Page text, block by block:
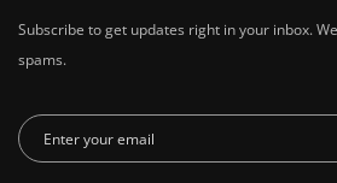
Subscribe to get updates right in your inbox.
spams.